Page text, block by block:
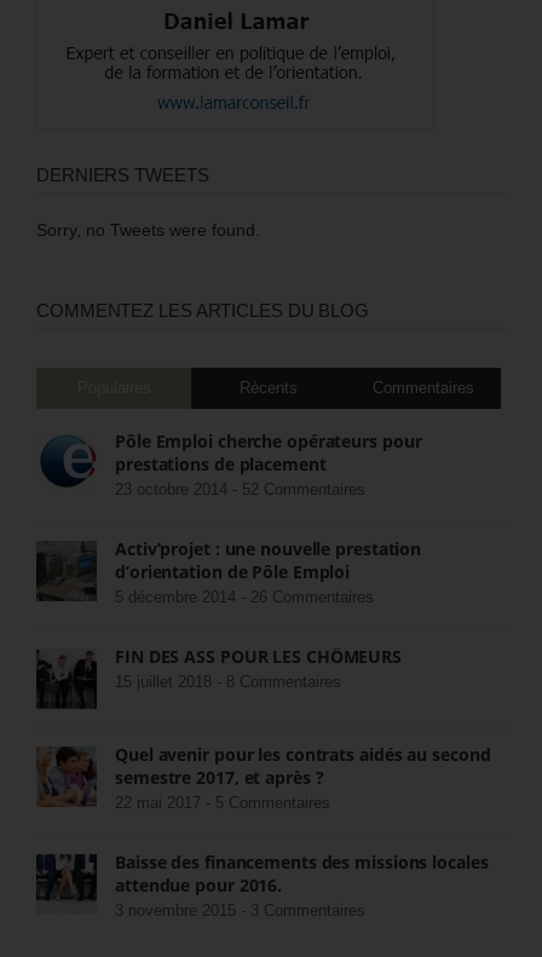
DERNIERS TWEETS
Sorry, no Tweets were found.
COMMENTEZ LES ARTICLES DU BLOG
Récents Commentaires
Pôle Emploi cherche opérateurs pour
prestations de placement
23 octobre 2014 - 52 Commentaires
Activ’projet : une nouvelle prestation
d’orientation de Pôle Emploi
5 décembre 2014 - 26 Commentaires
FIN DES ASS POUR LES CHÔMEURS
15 juillet 2018 - 8 Commentaires
Quel avenir pour les contrats aidés au second
semestre 2017, et après ?
22 mai 2017 - 5 Commentaires
Baisse des financements des missions locales
attendue pour 2016.
3 novembre 2015 - 3 Commentaires